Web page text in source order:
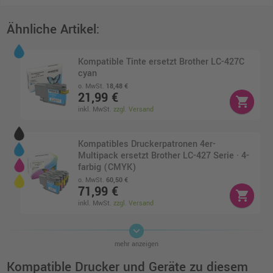
Ähnliche Artikel:
Kompatible Tinte ersetzt Brother LC-427C
cyan
o. MwSt. 18,48 €
21,99 €
inkl. MwSt.zzgl. Versand
shopping_cart
Kompatibles Druckerpatronen 4er-
Multipack ersetzt Brother LC-427 Serie · 4-
farbig (CMYK)
o. MwSt. 60,50 €
71,99 €
inkl. MwSt.zzgl. Versand
shopping_cart
Brother LC-427XLC Druckerpatrone · Cyan
67,98 € shopping_cart
keyboard_arrow_down
mehr anzeigen
Kompatible Drucker und Geräte zu diesem